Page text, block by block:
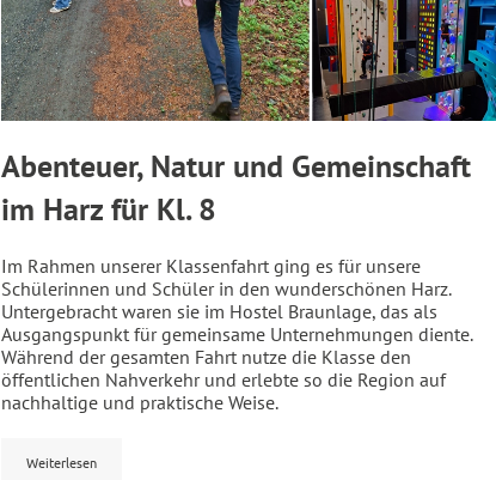
Abenteuer, Natur und Gemeinschaft
im Harz für Kl. 8
Im Rahmen unserer Klassenfahrt ging es für unsere
Schülerinnen und Schüler in den wunderschönen Harz.
Untergebracht waren sie im Hostel Braunlage, das als
Ausgangspunkt für gemeinsame Unternehmungen diente.
Während der gesamten Fahrt nutze die Klasse den
öffentlichen Nahverkehr und erlebte so die Region auf
nachhaltige und praktische Weise.
Weiterlesen